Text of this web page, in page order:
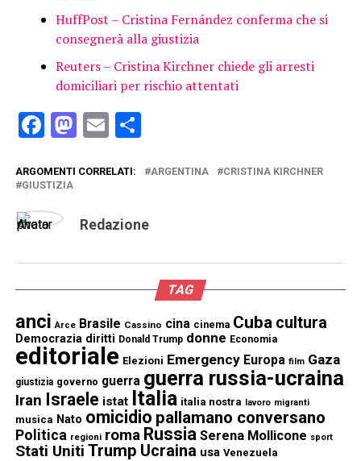
HuffPost – Cristina Fernández conferma che si
consegnerà alla giustizia
Reuters – Cristina Kirchner chiede gli arresti
domiciliari per rischio attentati
Facebook
Mastodon
EmailCondividi
ARGOMENTI CORRELATI: ARGENTINA
CRISTINA KIRCHNER
GIUSTIZIA
Redazione
TAG
anci Arce Brasile Cassino cina cinema Cuba cultura
Democrazia diritti Donald Trump donne Economia
editoriale Elezioni Emergency Europa film Gaza
giustizia governo guerra guerra russia-ucraina
Iran Israele istat Italia italia nostra lavoro migranti
musica Nato omicidio pallamano conversano
Politica regioni roma Russia Serena Mollicone sport
Stati Uniti Trump Ucraina usa Venezuela